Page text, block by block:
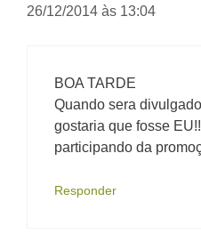
26/12/2014 às 13:04
BOA TARDE
Quando sera
gostaria que fosse
participando da
Responder